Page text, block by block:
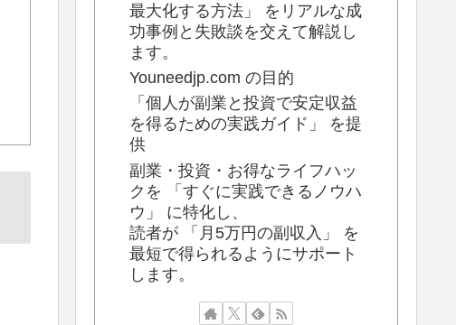
最大化する方法」 をリアルな成
功事例と失敗談を交えて解説し
ます。
Youneedjp.com の目的
「個人が副業と投資で安定収益
を得るための実践ガイド」 を提
供
副業・投資・お得なライフハッ
クを 「すぐに実践できるノウハ
ウ」 に特化し、
読者が 「月5万円の副収入」 を
最短で得られるようにサポート
します。